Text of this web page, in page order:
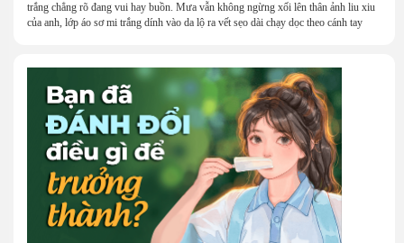
trắng chẳng rõ đang vui hay buồn. Mưa vẫn không ngừng xối lên thân ảnh liu xiu
của anh, lớp áo sơ mi trắng dính vào da lộ ra vết sẹo dài chạy dọc theo cánh tay